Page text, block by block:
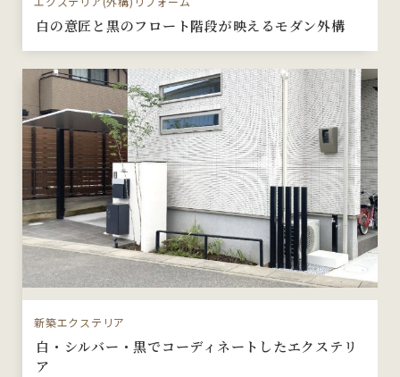
白の意匠と黒のフロート階段が映えるモダン外構
新築エクステリア
白・シルバー・黒でコーディネートしたエクステリ
ア